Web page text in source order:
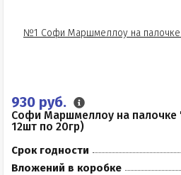
930 руб.
Софи Маршмеллоу на палочке
12шт по 20гр)
Срок годности
Вложений в коробке